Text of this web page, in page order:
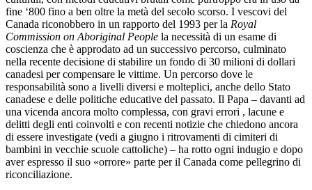
fine ‘800 fino a ben oltre la metà del secolo scorso. I vescovi del
Canada riconobbero in un rapporto del 1993 per la Royal
Commission on Aboriginal People la necessità di un esame di
coscienza che è approdato ad un successivo percorso, culminato
nella recente decisione di stabilire un fondo di 30 milioni di dollari
canadesi per compensare le vittime. Un percorso dove le
responsabilità sono a livelli diversi e molteplici, anche dello Stato
canadese e delle politiche educative del passato. Il Papa – davanti ad
una vicenda ancora molto complessa, con gravi errori , lacune e
delitti degli enti coinvolti e con recenti notizie che chiedono ancora
di essere investigate (vedi a giugno i ritrovamenti di cimiteri di
bambini in vecchie scuole cattoliche) – ha rotto ogni indugio e dopo
aver espresso il suo «orrore» parte per il Canada come pellegrino di
riconciliazione.